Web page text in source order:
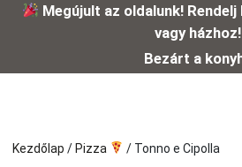
Kilépés Megújult az oldalunk!
vagy házhoz!
Bezárt a
Kezdőlap /Pizza / Tonno e Cipolla